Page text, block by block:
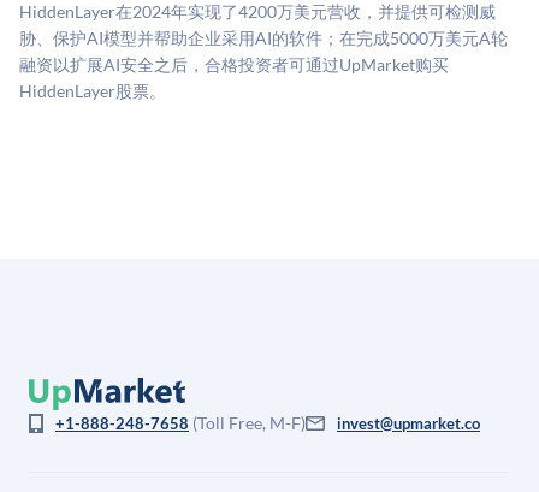
司可比倍数应用私有公司折扣，以反映流动性不足和信
息不对称。此估值不构成投资建议，可能与实际交易价
格存在重大差异。
HiddenLayer在2024年实现了4200万美元营收，并提供可检测威
胁、保护AI模型并帮助企业采用AI的软件；在完成5000万美元A轮
融资以扩展AI安全之后，合格投资者可通过UpMarket购买
HiddenLayer股票。
+1-888-248-7658 (Toll Free, M-F) invest@upmarket.co